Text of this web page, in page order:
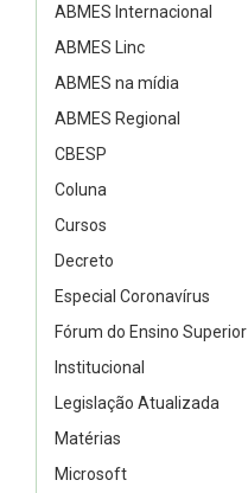
ABMES Internacional
ABMES Linc
ABMES na mídia
ABMES Regional
CBESP
Coluna
Cursos
Decreto
Especial Coronavírus
Fórum do Ensino Superior
Institucional
Legislação Atualizada
Matérias
Microsoft